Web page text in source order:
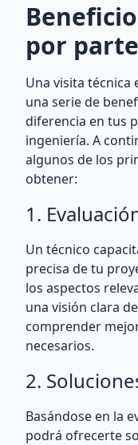
por
Una visita técnica
una serie de
diferencia en tus
ingeniería. A
algunos de los
obtener:
1.
Un técnico
precisa de tu
los aspectos
una visión clara
comprender
necesarios.
2.
Basándose en la
podrá ofrecerte